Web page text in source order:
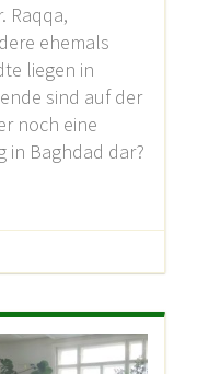
Raqqa,
ehemals
liegen in
sind auf der
noch eine
in Baghdad dar?